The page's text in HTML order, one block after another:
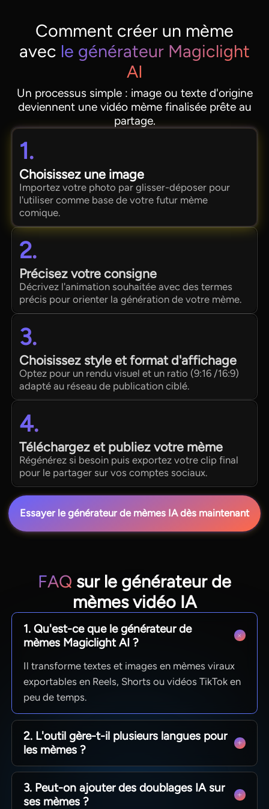
Comment créer un mème
avec le générateur Magiclight
AI
Un processus simple : image ou texte d'origine
deviennent une vidéo mème finalisée prête au
partage.
1.
Choisissez une image
Importez votre photo par glisser-déposer pour
l'utiliser comme base de votre futur mème
comique.
2.
Précisez votre consigne
Décrivez l'animation souhaitée avec des termes
précis pour orienter la génération de votre mème.
3.
Choisissez style et format d'affichage
Optez pour un rendu visuel et un ratio (9:16 /16:9)
adapté au réseau de publication ciblé.
4.
Téléchargez et publiez votre mème
Régénérez si besoin puis exportez votre clip final
pour le partager sur vos comptes sociaux.
Essayer le générateur de mèmes IA dès maintenant
FAQ sur le générateur de
mèmes vidéo IA
1. Qu'est-ce que le générateur de
mèmes Magiclight AI ?
Il transforme textes et images en mèmes viraux
exportables en Reels, Shorts ou vidéos TikTok en
peu de temps.
2. L'outil gère-t-il plusieurs langues pour
les mèmes ?
Oui, 11 langues pour textes et voix afin de créer
des contenus adaptés à des publics diversifiés.
3. Peut-on ajouter des doublages IA sur
ses mèmes ?